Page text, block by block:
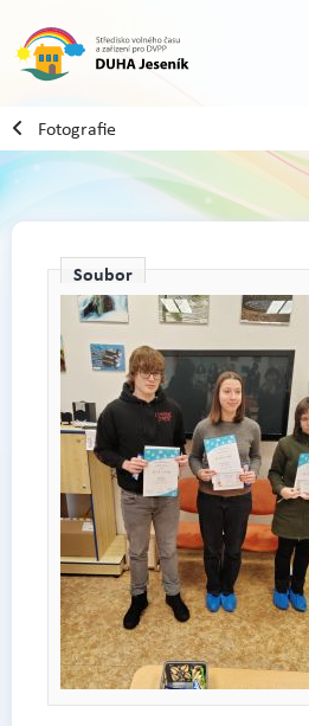
Fotografie
Soubor